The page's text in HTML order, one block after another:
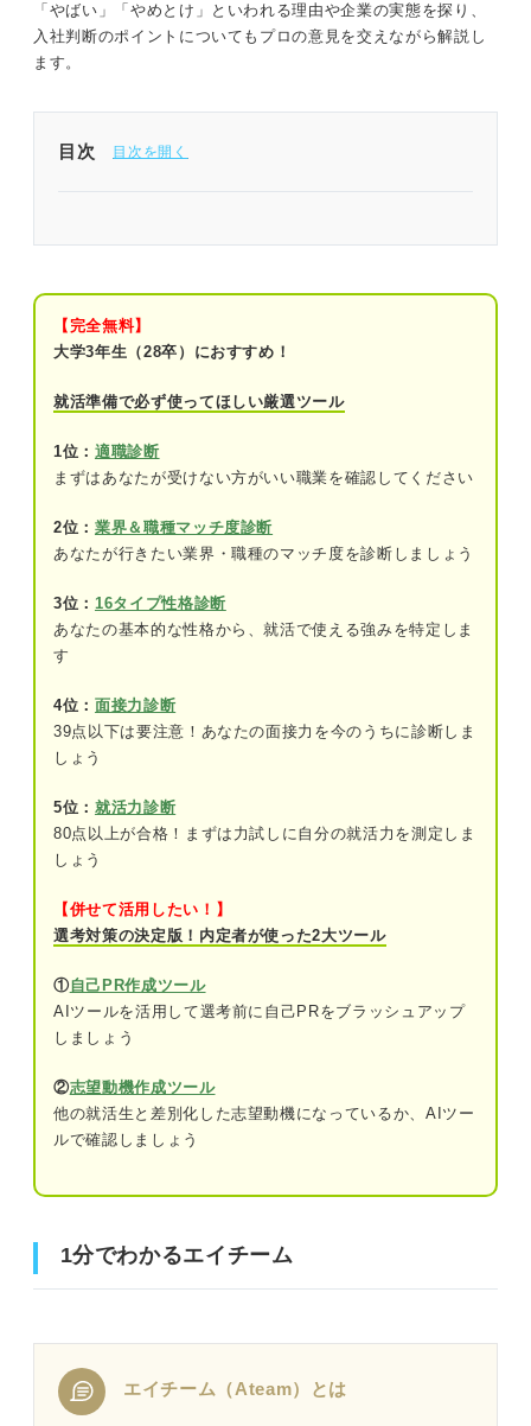
「やばい」「やめとけ」といわれる理由や企業の実態を探り、
入社判断のポイントについてもプロの意見を交えながら解説し
ます。
目次
ロが読み解く
④離職率や勤続年数が心配だから
⑤新卒一括採用を止めてしまったから
【完全無料】
大学3年生（28卒）におすすめ！
就活準備で必ず使ってほしい厳選ツール
1位： 適職診断
まずはあなたが受けない方がいい職業を確認してください
2位： 業界＆職種マッチ度診断
あなたが行きたい業界・職種のマッチ度を診断しましょう
3位： 16タイプ性格診断
あなたの基本的な性格から、就活で使える強みを特定しま
す
4位： 面接力診断
39点以下は要注意！あなたの面接力を今のうちに診断しま
しょう
5位： 就活力診断
80点以上が合格！まずは力試しに自分の就活力を測定しま
しょう
【併せて活用したい！】
選考対策の決定版！内定者が使った2大ツール
①自己PR作成ツール
AIツールを活用して選考前に自己PRをブラッシュアップ
しましょう
②志望動機作成ツール
他の就活生と差別化した志望動機になっているか、AIツー
ルで確認しましょう
1分でわかるエイチーム
エイチーム（Ateam）とは
1分でわかるエイチーム